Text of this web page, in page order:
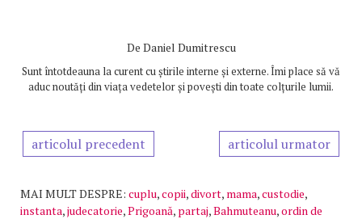
De Daniel Dumitrescu
Sunt întotdeauna la curent cu știrile interne și externe. Îmi place să vă
aduc noutăți din viața vedetelor și povești din toate colțurile lumii.
articolul precedent articolul urmator
MAI MULT DESPRE: cuplu,copii,divort, mama,custodie,
instanta,judecatorie,Prigoană, partaj,Bahmuteanu,ordin de